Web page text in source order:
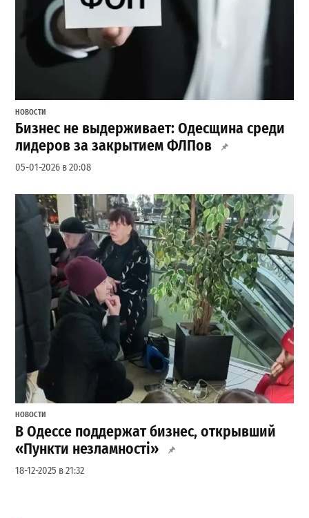
НОВОСТИ
Бизнес не выдерживает: Одесщина среди
лидеров за закрытием ФЛПов
05-01-2026 в 20:08
НОВОСТИ
В Одессе поддержат бизнес, открывший
«Пункти незламності»
18-12-2025 в 21:32